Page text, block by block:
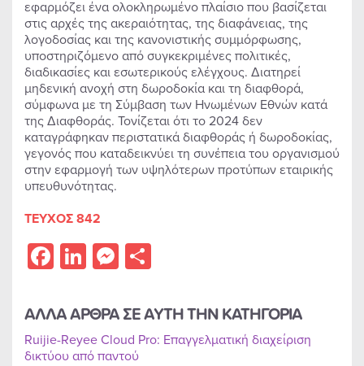
εφαρμόζει ένα ολοκληρωμένο πλαίσιο που βασίζεται
στις αρχές της ακεραιότητας, της διαφάνειας, της
λογοδοσίας και της κανονιστικής συμμόρφωσης,
υποστηριζόμενο από συγκεκριμένες πολιτικές,
διαδικασίες και εσωτερικούς ελέγχους. Διατηρεί
μηδενική ανοχή στη δωροδοκία και τη διαφθορά,
σύμφωνα με τη Σύμβαση των Ηνωμένων Εθνών κατά
της Διαφθοράς. Τονίζεται ότι το 2024 δεν
καταγράφηκαν περιστατικά διαφθοράς ή δωροδοκίας,
γεγονός που καταδεικνύει τη συνέπεια του οργανισμού
στην εφαρμογή των υψηλότερων προτύπων εταιρικής
υπευθυνότητας.
ΤΕΥΧΟΣ 842
Facebook
LinkedIn
Messenger
ΑΛΛΑ ΑΡΘΡΑ ΣΕ ΑΥΤΗ ΤΗΝ ΚΑΤΗΓΟΡΙΑ
Ruijie-Reyee Cloud Pro: Επαγγελματική διαχείριση
δικτύου από παντού